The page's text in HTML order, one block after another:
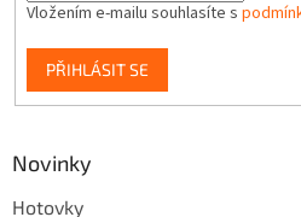
Vložením e-mailu souhlasíte s
PŘIHLÁSIT SE
Novinky
Hotovky